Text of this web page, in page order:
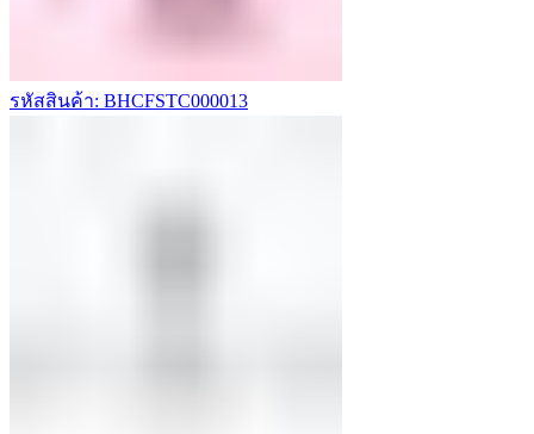
รหัสสินค้า: BHCFSTC000013